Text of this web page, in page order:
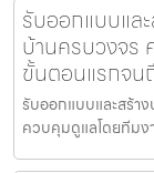
รับออกแบบแล
บ้านครบวงจร
ขั้นตอนแรกจน
รับออกแบบและสร้า
ควบคุมดูแลโดยทีม